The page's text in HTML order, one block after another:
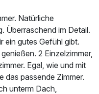
Natürliche
Überraschend im Detail.
ein gutes Gefühl gibt.
2 Einzelzimmer,
Egal, wie und mit
das passende Zimmer.
unterm Dach,